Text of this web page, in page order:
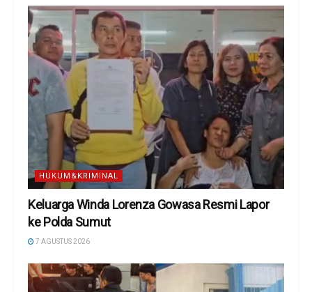
HUKUM&KRIMINAL
Keluarga Winda Lorenza Gowasa Resmi Lapor
ke Polda Sumut
7 AGUSTUS 2026